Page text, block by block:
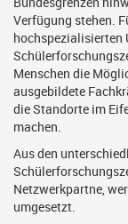
Verfügung stehen.
hochspezialisierten
Menschen die
ausgebildete
die Standorte im
machen.
Aus den
Netzwerkpartne,
umgesetzt.